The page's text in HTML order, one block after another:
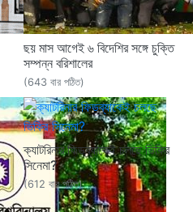
ছয় মাস আগেই ৬ বিদেশির সঙ্গে চুক্তি
সম্পন্ন বরিশালের
(643 বার পঠিত)
ক্যাটরিনার ফিডব্যাকেই চলছে ভিকির
সিনেমা?
(612 বার পঠিত)